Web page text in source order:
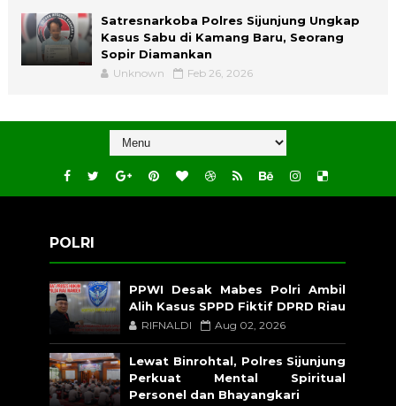
Satresnarkoba Polres Sijunjung Ungkap
Kasus Sabu di Kamang Baru, Seorang
Sopir Diamankan
Unknown Feb 26, 2026
POLRI
PPWI Desak Mabes Polri Ambil
Alih Kasus SPPD Fiktif DPRD Riau
RIFNALDI Aug 02, 2026
Lewat Binrohtal, Polres Sijunjung
Perkuat Mental Spiritual
Personel dan Bhayangkari